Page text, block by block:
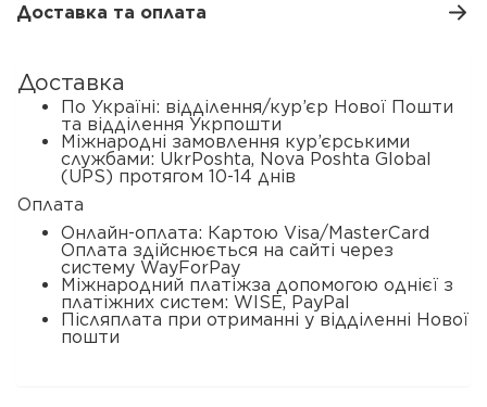
Доставка та оплата
Доставка
По Україні: відділення/кур’єр Нової Пошти
та відділення Укрпошти
Міжнародні замовлення кур’єрськими
службами: UkrPoshta, Nova Poshta Global
(UPS) протягом 10-14 днів
Оплата
Онлайн-оплата: Картою Visa/MasterCard
Оплата здійснюється на сайті через
систему WayForPay
Міжнародний платіжза допомогою однієї з
платіжних систем: WISE, PayPal
Післяплата при отриманні у відділенні Нової
пошти